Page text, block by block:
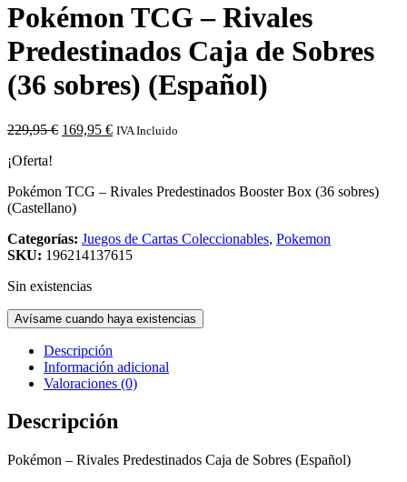
Pokémon TCG – Rivales
Predestinados Caja de Sobres
(36 sobres) (Español)
229,95€ El
229,95 €.
169,95 €El
169,95 €.
IVA Incluido
¡Oferta!
Pokémon TCG – Rivales Predestinados Booster Box (36 sobres)
(Castellano)
Categorías: Juegos de Cartas Coleccionables, Pokemon
SKU: 196214137615
Sin existencias
Avísame cuando haya existencias
Descripción
Información adicional
Valoraciones (0)
Descripción
Pokémon – Rivales Predestinados Caja de Sobres (Español)